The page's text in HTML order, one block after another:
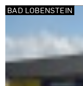
BAD LOBENSTEIN